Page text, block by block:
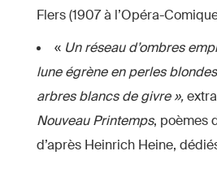
Flers (1907 à l’Opéra-
« Un réseau d’ombres
lune égrène en perles
arbres blancs de givre »,
Nouveau Printemps, poèmes
d’après Heinrich Heine,